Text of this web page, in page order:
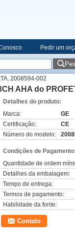
Pedir um
2008594-002
AHA do
Detalhes do produto:
Marca:
GE
Certificação:
CE
Número do modelo:
Condições de
Quantidade de ordem
Detalhes da embalagem:
Tempo de entrega:
Termos de pagamento:
Habilidade da fonte:
Contato